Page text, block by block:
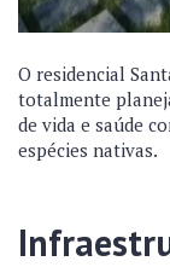
O residencial
totalmente
de vida e saúde
espécies nativas.